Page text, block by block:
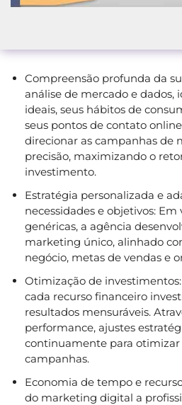
Compreensão profunda da
análise de mercado e dados,
ideais, seus hábitos de
seus pontos de contato
direcionar as campanhas de
precisão, maximizando o
investimento.
Estratégia personalizada e
necessidades e objetivos: Em
genéricas, a agência
marketing único, alinhado
negócio, metas de vendas e
Otimização de
cada recurso financeiro
resultados mensuráveis.
performance, ajustes
continuamente para
campanhas.
Economia de tempo e
do marketing digital a